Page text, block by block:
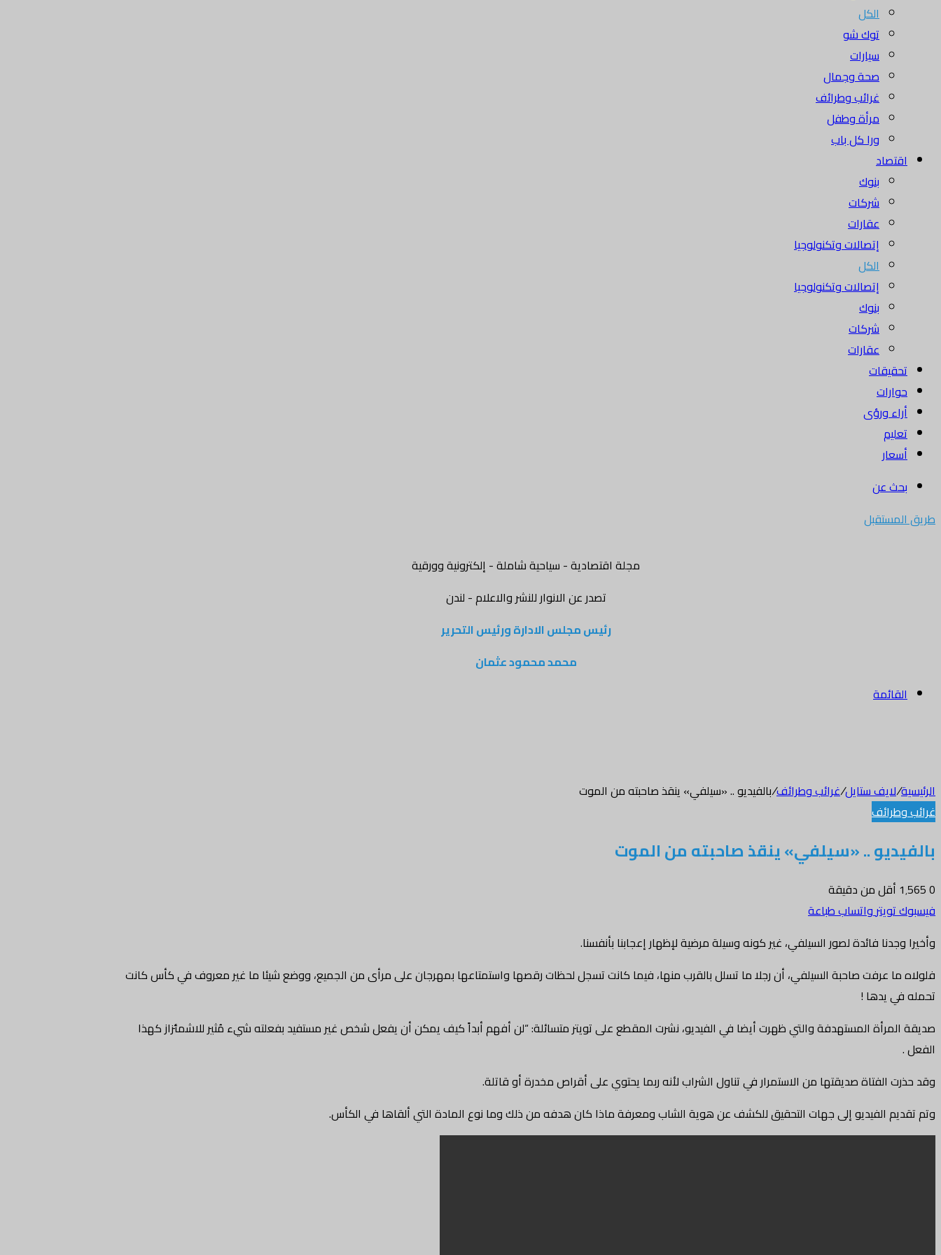
الكل
توك شو
سيارات
صحة وجمال
غرائب وطرائف
مرأة وطفل
ورا كل باب
اقتصاد
بنوك
شركات
عقارات
إتصالات وتكنولوجيا
الكل
إتصالات وتكنولوجيا
بنوك
شركات
عقارات
تحقيقات
حوارات
أراء ورؤى
تعليم
أسعار
بحث عن
طريق المستقبل
مجلة اقتصادية - سياحية شاملة - إلكترونية وورقية
تصدر عن الانوار للنشر والاعلام - لندن
رئيس مجلس الادارة ورئيس التحرير
محمد محمود عثمان
القائمة
الرئيسية/لايف ستايل/غرائب وطرائف/بالفيديو .. «سيلفي» ينقذ صاحبته من الموت
غرائب وطرائف
بالفيديو .. «سيلفي» ينقذ صاحبته من الموت
0
أقل من دقيقة
فيسبوكتويترواتسابطباعة
وأخيرا وجدنا فائدة لصور السيلفي، غير كونه وسيلة مرضية لإظهار إعجابنا بأنفسنا.
فلولاه ما عرفت صاحبة السيلفي، أن رجلا ما تسلل بالقرب منها، فيما كانت تسجل لحظات رقصها واستمتاعها بمهرجان على مرأى من الجميع، ووضع شيئا ما غير معروف في كأس كانت
تحمله في يدها !
صديقة المرأة المستهدفة والتي ظهرت أيضا في الفيديو، نشرت المقطع على تويتر متسائلة: “لن أفهم أبداً كيف يمكن أن يفعل شخص غير مستفيد بفعلته شيء مُثير للاشمئزاز كهذا
الفعل .
وقد حذرت الفتاة صديقتها من الاستمرار في تناول الشراب لأنه ربما يحتوي على أقراص مخدرة أو قاتلة.
وتم تقديم الفيديو إلى جهات التحقيق للكشف عن هوية الشاب ومعرفة ماذا كان هدفه من ذلك وما نوع المادة التي ألقاها في الكأس.